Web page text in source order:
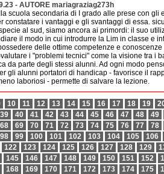
- AUTORE mariagraziag273h
scuola secondaria di I grado alle prese con
constatare i vantaggi e gli svantaggi di essa.
al sud, siamo ancora ai primordi: il suo
il modo in cui introdurre la Lim in classe e
delle ottime competenze e
i "problemi tecnici" come la visione tra i
da parte degli stessi alunni. Ad ogni modo
gli alunni portatori di handicap - favorisce il
laboriosi - permette di salvare la lezione.
10 11 12 13 14 15 16 17 18 19
39 40 41 42 43 44 45 46 47 48 49
68 69 70 71 72 73 74 75 76 77 78
98 99 100 101 102 103 104 105 106
122 123 124 125 126 127 128 129
145 146 147 148 149 150 151 152
168 169 170 171 172 173 174 175